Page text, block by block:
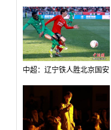
中超：辽宁铁人胜北京国安